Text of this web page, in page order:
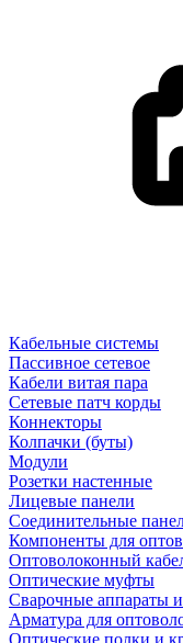
Кабельные системы
Пассивное сетевое
Кабели витая пара
Сетевые патч корды
Коннекторы
Колпачки (буты)
Модули
Розетки настенные
Лицевые панели
Соединительные
Компоненты для
Оптоволоконный
Оптические муфты
Сварочные аппараты
Арматура для